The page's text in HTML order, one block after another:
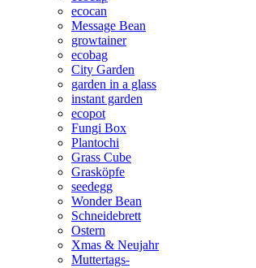
ecocan
Message Bean
growtainer
ecobag
City Garden
garden in a glass
instant garden
ecopot
Fungi Box
Plantochi
Grass Cube
Grasköpfe
seedegg
Wonder Bean
Schneidebrett
Ostern
Xmas & Neujahr
Muttertags-